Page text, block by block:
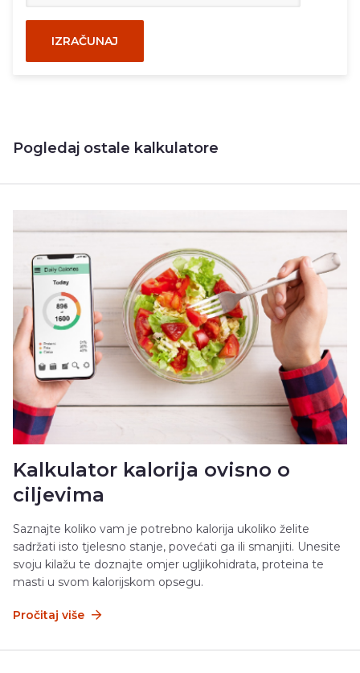
IZRAČUNAJ
Pogledaj ostale kalkulatore
Kalkulator kalorija ovisno o
ciljevima
Saznajte koliko vam je potrebno kalorija ukoliko želite
sadržati isto tjelesno stanje, povećati ga ili smanjiti. Unesite
svoju kilažu te doznajte omjer ugljikohidrata, proteina te
masti u svom kalorijskom opsegu.
Pročitaj više